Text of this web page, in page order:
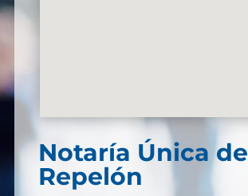
Notaría Única de
Repelón